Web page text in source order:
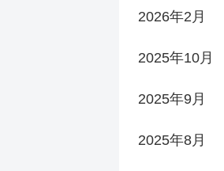
2026年2月
2025年10月
2025年9月
2025年8月